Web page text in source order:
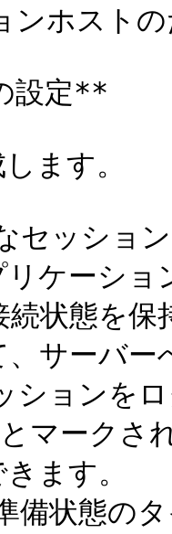
ホスト
設定**
ます。
ッショ
ケーシ
状態を
サーバ
ョンを
マークさ
ます。
状態の